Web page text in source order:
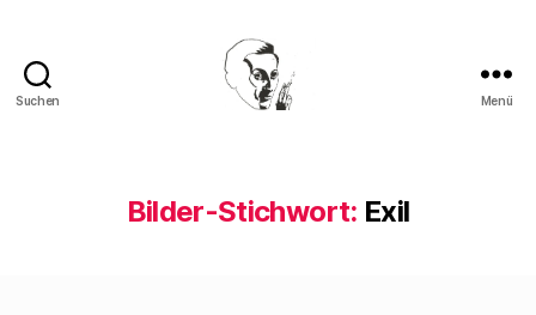
Suchen Menü
Bilder-Stichwort: Exil